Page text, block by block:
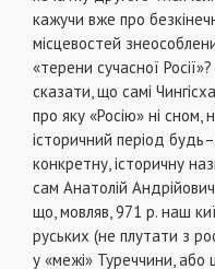
кажучи вже про
місцевостей
«терени сучасної
сказати, що самі
про яку «Росію» ні сном,
історичний період
конкретну, історичну
сам Анатолій
що, мовляв, 971 р. наш
руських (не плутати з
у «межі» Туреччини, або